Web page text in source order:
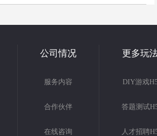
些宣传活动来拉客，并提供品牌知名度。
公司情况
服务内容
合作伙伴
在线咨询
更多玩
DIY游戏
答题测试
人才招聘